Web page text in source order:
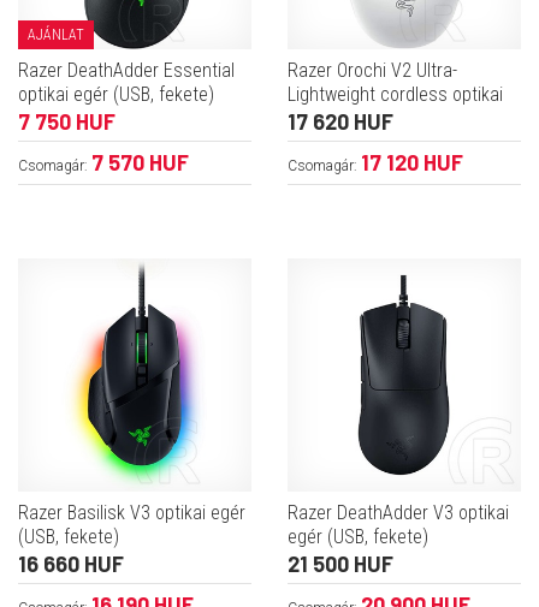
AJÁNLAT
Razer DeathAdder Essential
optikai egér (USB, fekete)
7 750 HUF
Csomagár: 7 570 HUF
Razer Orochi V2 Ultra-
Lightweight cordless optikai
egér (Bluetooth, fehér)
17 620 HUF
Csomagár: 17 120 HUF
Razer Basilisk V3 optikai egér
(USB, fekete)
16 660 HUF
Razer DeathAdder V3 optikai
egér (USB, fekete)
21 500 HUF